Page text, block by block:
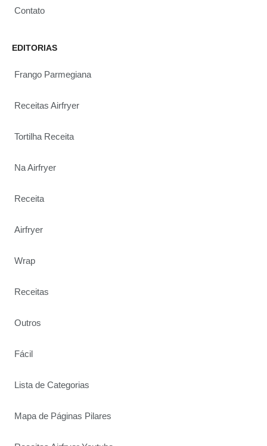
Contato
EDITORIAS
Frango Parmegiana
Receitas Airfryer
Tortilha Receita
Na Airfryer
Receita
Airfryer
Wrap
Receitas
Outros
Fácil
Lista de Categorias
Mapa de Páginas Pilares